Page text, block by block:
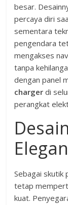
besar.
percaya diri
sementara
pengendara
mengakses
tanpa
dengan panel
charger di
perangkat
Elegan
Sebagai skutik
tetap
kuat.